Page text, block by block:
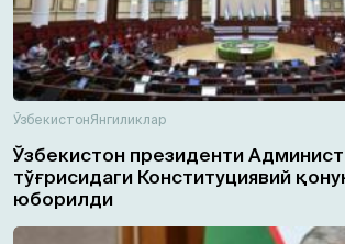
ЎзбекистонЯнгиликлар
Ўзбекистон президенти
тўғрисидаги Конституциявий
юборилди